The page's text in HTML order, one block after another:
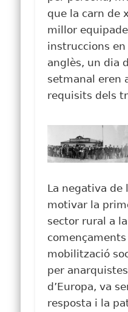
que la carn de
millor
instruccions
anglès, un dia
setmanal eren
requisits dels
La negativa de
motivar la
sector rural a
mobilització
per
d’Europa, va
resposta i la